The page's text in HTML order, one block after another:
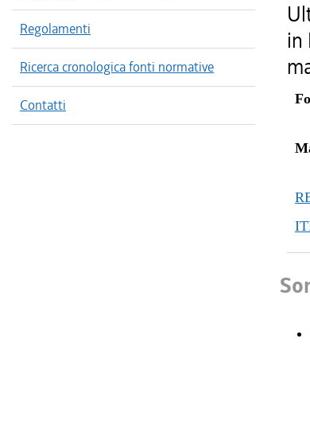
Regolamenti
Ricerca cronologica fonti normative
Contatti
in